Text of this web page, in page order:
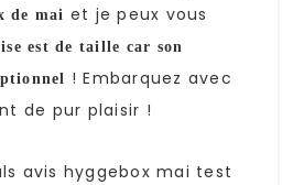
de mai et je peux vous
est de taille car son
! Embarquez avec
de pur plaisir !